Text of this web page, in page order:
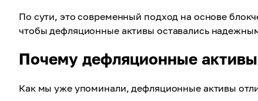
По сути, это современный подход на основе
чтобы дефляционные активы оставались
Почему дефляционные
Как мы уже упоминали, дефляционные активы